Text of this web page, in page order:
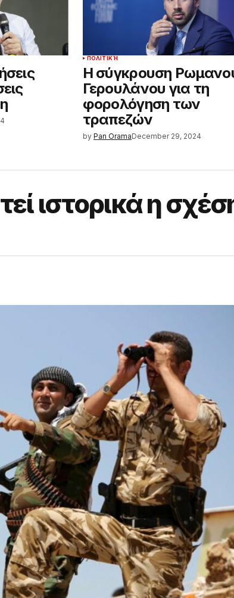
ΠΟΛΙΤΙΚΉ
Η σύγκρουση
Γερουλάνου για τη
φορολόγηση των
τραπεζών
by Pan OramaDecember 29, 2024
ιστορικά η